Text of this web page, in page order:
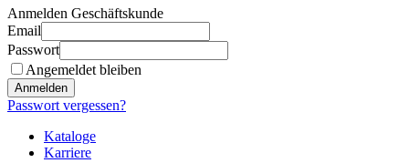
Anmelden Geschäftskunde
Email
Passwort
Angemeldet bleiben
Anmelden
Passwort vergessen?
Kataloge
Karriere